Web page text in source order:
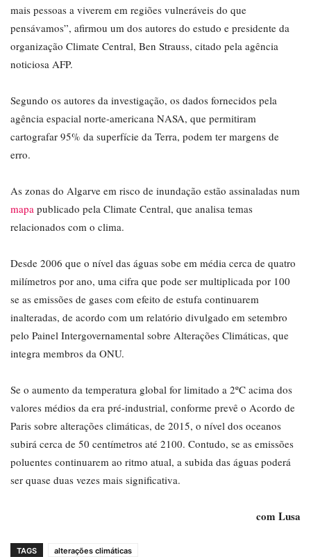
mais pessoas a viverem em regiões vulneráveis do que
pensávamos”, afirmou um dos autores do estudo e presidente da
organização Climate Central, Ben Strauss, citado pela agência
noticiosa AFP.
Segundo os autores da investigação, os dados fornecidos pela
agência espacial norte-americana NASA, que permitiram
cartografar 95% da superfície da Terra, podem ter margens de
erro.
As zonas do Algarve em risco de inundação estão assinaladas num
mapa publicado pela Climate Central, que analisa temas
relacionados com o clima.
Desde 2006 que o nível das águas sobe em média cerca de quatro
milímetros por ano, uma cifra que pode ser multiplicada por 100
se as emissões de gases com efeito de estufa continuarem
inalteradas, de acordo com um relatório divulgado em setembro
pelo Painel Intergovernamental sobre Alterações Climáticas, que
integra membros da ONU.
Se o aumento da temperatura global for limitado a 2ºC acima dos
valores médios da era pré-industrial, conforme prevê o Acordo de
Paris sobre alterações climáticas, de 2015, o nível dos oceanos
subirá cerca de 50 centímetros até 2100. Contudo, se as emissões
poluentes continuarem ao ritmo atual, a subida das águas poderá
ser quase duas vezes mais significativa.
com Lusa
TAGS alterações climáticas